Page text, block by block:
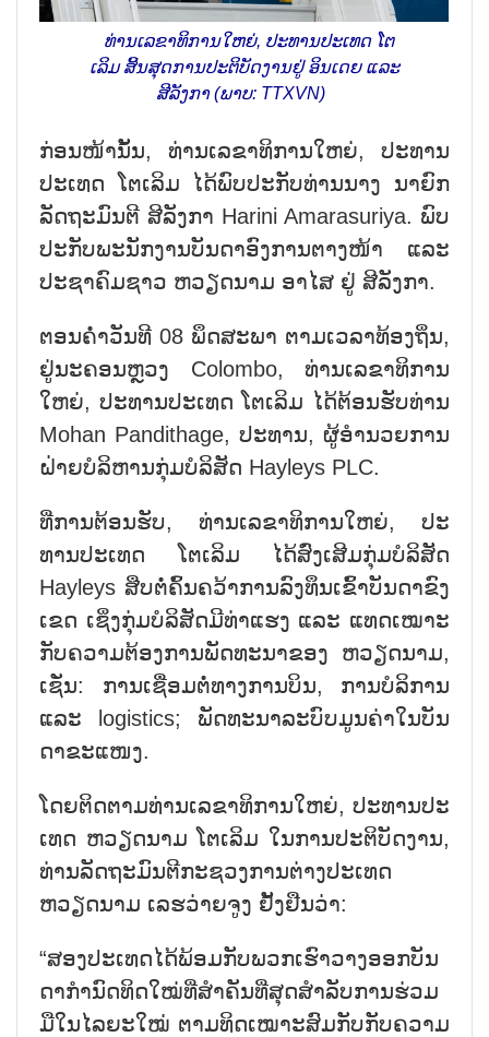
ທ່ານເລ​ຂາ​ທິ​ການ​ໃຫຍ່, ປະ​ທານ​ປະ​ເທດ ໂຕ​
ເລິມ ສິ້ນ​ສຸດ​ການ​ປະ​ຕິ​ບັດ​ງານ​ຢູ່ ອິນ​ເດຍ ແລະ
ສີ​ລັງ​ກາ (ພາບ: TTXVN)
ກ່ອນ​ໜ້າ​ນັ້ນ, ທ່ານ​ເລ​ຂາ​ທິ​ການ​ໃຫຍ່, ປະ​ທານ​
ປະ​ເທດ ໂຕ​ເລິມ ໄດ້​ພົບ​ປະ​ກັບ​ທ່ານ​ນາງ ນາ​ຍົກ​
ລັດ​ຖະ​ມົນ​ຕີ ສີ​ລັງ​ກາ Harini Amarasuriya. ພົບ​
ປະ​ກັບ​ພະ​ນັກ​ງານ​ບັນ​ດາ​ອົງ​ການ​ຕາງ​ໜ້າ ແລະ
ປະ​ຊາ​ຄົມ​ຊາວ ຫວຽດ​ນາມ ອາ​ໄສ ຢູ່ ສີ​ລັງ​ກາ.
ຕອນ​ຄ່ຳ​ວັນ​ທີ 08 ພຶດ​ສະ​ພາ ຕາມ​ເວ​ລາ​ທ້ອງ​ຖິ່ນ,
ຢູ່​ນະ​ຄອນຫຼວງ Colombo, ທ່ານ​ເລ​ຂາ​ທິ​ການ​
ໃຫຍ່, ປະ​ທານ​ປະ​ເທດ ໂຕ​ເລິມ ໄດ້​ຕ້ອນ​ຮັບ​ທ່ານ
Mohan Pandithage, ປະ​ທານ, ຜູ້​ອຳ​ນວຍ​ການ​
ຝ່າຍ​ບໍ​ລິ​ຫານ​ກຸ່ມ​ບໍ​ລິ​ສັດ Hayleys PLC.
ທີ່​ການ​ຕ້ອນ​ຮັບ, ທ່ານ​ເລ​ຂາ​ທິ​ການ​ໃຫຍ່, ປະ​
ທານ​ປະ​ເທດ ໂຕ​ເລິມ ໄດ້​ສົ່ງ​ເສີມ​ກຸ່ມ​ບໍ​ລິ​ສັດ
Hayleys ສືບ​ຕໍ່​ຄົ້ນ​ຄວ້າ​ການ​ລົງ​ທຶນ​ເຂົ້າ​ບັນ​ດາ​ຂົງ​
ເຂດ ເຊິ່ງ​ກຸ່ມ​ບໍ​ລິ​ສັດ​ມີ​ທ່າ​ແຮງ ແລະ ແທດ​ເໝາະ​
ກັບ​ຄວາມ​ຕ້ອງ​ການ​ພັດ​ທະ​ນາ​ຂອງ ຫວຽດ​ນາມ,
ເຊັ່ນ: ການ​ເຊື່ອມ​ຕໍ່​ທາງ​ການ​ບິນ, ການ​ບໍ​ລິ​ການ
ແລະ logistics; ພັດ​ທະ​ນາ​ລະ​ບົບ​ມູນ​ຄ່າ​ໃນ​ບັນ​
ດາ​ຂະ​ແໜງ.
ໂດຍ​ຕິດ​ຕາມ​ທ່ານ​ເລ​ຂາ​ທິ​ການ​ໃຫຍ່, ປະ​ທານ​ປະ​
ເທດ ຫວຽດ​ນາມ ໂຕ​ເລິມ ໃນ​ການ​ປະ​ຕິ​ບັດ​ງານ,
ທ່ານ​ລັດ​ຖະ​ມົນ​ຕີ​ກະ​ຊວງ​ການ​ຕ່າງ​ປະ​ເທດ
ຫວຽດ​ນາມ ເລ​ຮ​ວ່າຍ​ຈູງ ຢັ້ງ​ຢືນ​ວ່າ:
​“ສອງ​ປະ​ເທດ​ໄດ້​ພ້ອມ​ກັບພວກເຮົາ​ວາງ​ອອກ​ບັນ​
ດາ​ກຳ​ນົດ​ທິດ​ໃໝ່​ທີ່​ສຳ​ຄັນ​ທີ່​ສຸດ​ສຳ​ລັບ​ການ​ຮ່ວມ​
ມື​ໃນ​ໄລ​ຍະ​ໃໝ່ ຕາມ​ທິດ​ເໝາະ​ສົມ​ກັບ​ກັບຄວາມ